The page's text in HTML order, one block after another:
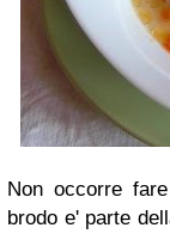
Non occorre
brodo e' parte